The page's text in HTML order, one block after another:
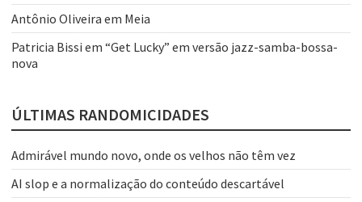
Antônio Oliveira em Meia
Patricia Bissi em “Get Lucky” em versão jazz-samba-bossa-
nova
ÚLTIMAS RANDOMICIDADES
Admirável mundo novo, onde os velhos não têm vez
AI slop e a normalização do conteúdo descartável